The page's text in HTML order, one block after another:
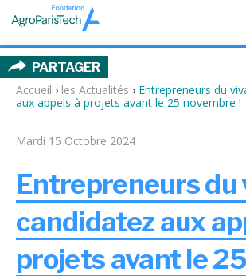
PARTAGER
Accueil › les Actualités › Entrepreneurs du
aux appels à projets avant le 25 novembre !
Mardi 15 Octobre 2024
Entrepreneurs du
candidatez aux
projets avant le 25